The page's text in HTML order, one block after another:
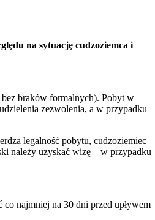
na sytuację cudzoziemca i
bez braków formalnych). Pobyt w
zezwolenia, a w przypadku
legalność pobytu, cudzoziemiec
należy uzyskać wizę – w przypadku
najmniej na 30 dni przed upływem